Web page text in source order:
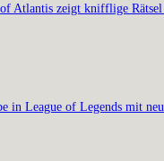
Atlantis zeigt knifflige Rätsel
in League of Legends mit